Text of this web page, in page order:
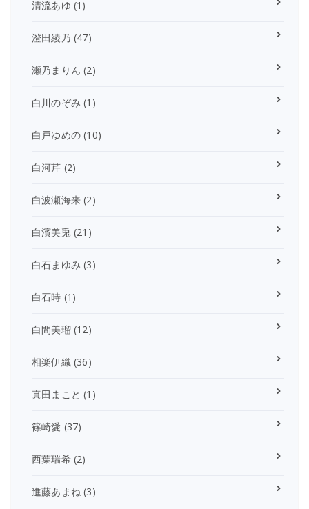
清流あゆ (1)
澄田綾乃 (47)
瀬乃まりん (2)
白川のぞみ (1)
白戸ゆめの (10)
白河芹 (2)
白波瀬海来 (2)
白濱美兎 (21)
白石まゆみ (3)
白石時 (1)
白間美瑠(12)
相楽伊織 (36)
真田まこと (1)
篠崎愛 (37)
西葉瑞希(2)
進藤あまね (3)